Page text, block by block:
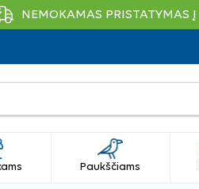
NEMOKAMAS PRISTATYMAS
Paukščiams